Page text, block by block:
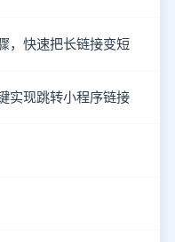
，快速把长链接变短
实现跳转小程序链接